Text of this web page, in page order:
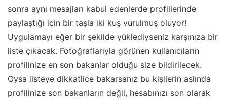
sonra aynı mesajları kabul edenlerde profillerinde
paylaştığı için bir taşla iki kuş vurulmuş oluyor!
Uygulamayı eğer bir şekilde yüklediyseniz karşınıza bir
liste çıkacak. Fotoğraflarıyla görünen kullanıcıların
profilinize en son bakanlar olduğu size bildirilecek.
Oysa listeye dikkatlice bakarsanız bu kişilerin aslında
profilinize son bakanların değil, hesabınızı son olarak